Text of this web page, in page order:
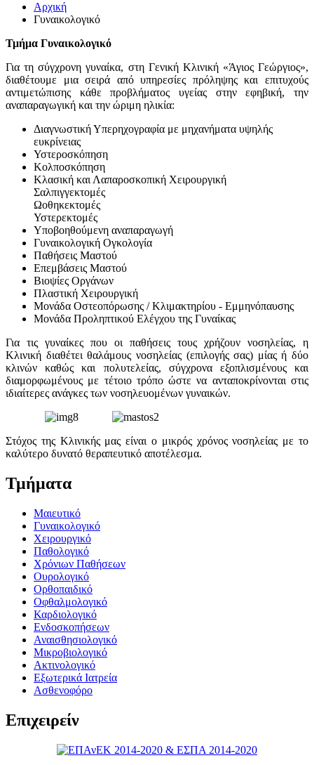
Αρχική
Γυναικολογικό
Τμήμα Γυναικολογικό
Για τη σύγχρονη γυναίκα, στη Γενική Κλινική «Άγιος Γεώργιος»,
διαθέτουμε μια σειρά από υπηρεσίες πρόληψης και επιτυχούς
αντιμετώπισης κάθε προβλήματος υγείας στην εφηβική, την
αναπαραγωγική και την ώριμη ηλικία:
Διαγνωστική Υπερηχογραφία με μηχανήματα υψηλής
ευκρίνειας
Υστεροσκόπηση
Κολποσκόπηση
Κλασική και Λαπαροσκοπική Χειρουργική
Σαλπιγγεκτομές
Ωοθηκεκτομές
Υστερεκτομές
Υποβοηθούμενη αναπαραγωγή
Γυναικολογική Ογκολογία
Παθήσεις Μαστού
Επεμβάσεις Μαστού
Βιοψίες Οργάνων
Πλαστική Χειρουργική
Μονάδα Οστεοπόρωσης / Κλιμακτηρίου - Εμμηνόπαυσης
Μονάδα Προληπτικού Ελέγχου της Γυναίκας
Για τις γυναίκες που οι παθήσεις τους χρήζουν νοσηλείας, η
Κλινική διαθέτει θαλάμους νοσηλείας (επιλογής σας) μίας ή δύο
κλινών καθώς και πολυτελείας, σύγχρονα εξοπλισμένους και
διαμορφωμένους με τέτοιο τρόπο ώστε να ανταποκρίνονται στις
ιδιαίτερες ανάγκες των νοσηλευομένων γυναικών.
Στόχος της Κλινικής μας είναι ο μικρός χρόνος νοσηλείας με το
καλύτερο δυνατό θεραπευτικό αποτέλεσμα.
Τμήματα
Μαιευτικό
Γυναικολογικό
Χειρουργικό
Παθολογικό
Χρόνιων Παθήσεων
Ουρολογικό
Ορθοπαιδικό
Οφθαλμολογικό
Καρδιολογικό
Ενδοσκοπήσεων
Αναισθησιολογικό
Μικροβιολογικό
Ακτινολογικό
Εξωτερικά Ιατρεία
Ασθενοφόρο
Επιχειρείν